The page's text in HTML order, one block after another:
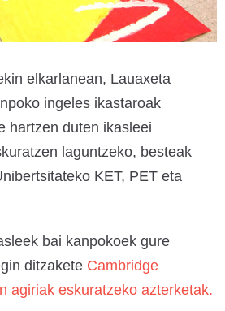
elkarlanean, Lauaxeta
ingeles ikastaroak
hartzen duten ikasleei
laguntzeko, besteak
KET, PET eta
bai kanpokoek gure
ditzakete Cambridge
agiriak eskuratzeko azterketak.